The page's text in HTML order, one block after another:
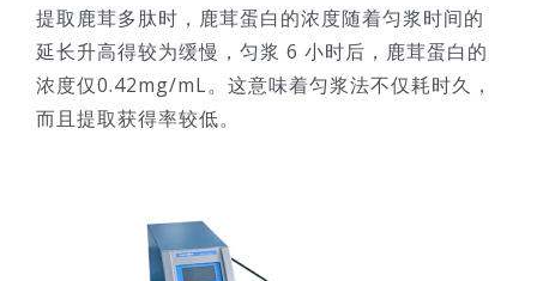
提取鹿茸多肽时，鹿茸蛋白的浓度随着匀浆时间的
延长升高得较为缓慢，匀浆 6 小时后，鹿茸蛋白的
浓度仅0.42mg/mL。这意味着匀浆法不仅耗时久，
而且提取获得率较低。